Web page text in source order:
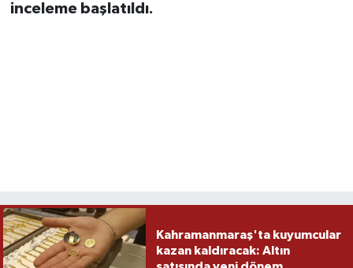
inceleme başlatıldı.
Kahramanmaraş'ta kuyumcular
kazan kaldıracak: Altın